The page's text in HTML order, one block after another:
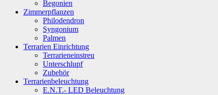
Begonien
Zimmerpflanzen
Philodendron
Syngonium
Palmen
Terrarien Einrichtung
Terrarieneinstreu
Unterschlupf
Zubehör
Terrarienbeleuchtung
E.N.T.- LED Beleuchtung